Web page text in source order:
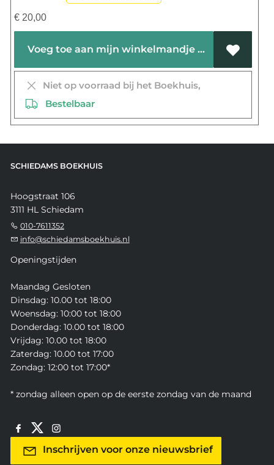
€20,00
Voeg toe aan mijn winkelmandje
Niet op voorraad bij het Boekhuis,
Bestelbaar
SCHIEDAMS BOEKHUIS
Hoogstraat 106
3111 HL Schiedam
010-7611352
info@schiedamsboekhuis.nl
Openingstijden
Maandag Gesloten
Dinsdag: 10.00 tot 18:00
Woensdag: 10:00 tot 18:00
Donderdag: 10.00 tot 18:00
Vrijdag: 10.00 tot 18:00
Zaterdag: 10.00 tot 17:00
Zondag: 12:00 tot 17:00*
* zondag alleen open op de eerste zondag van de maand
Inschrijven voor onze nieuwsbrief